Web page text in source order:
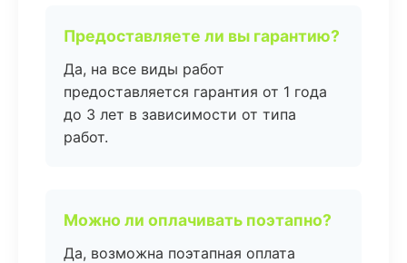
Предоставляете ли вы гарантию?
Да, на все виды работ
предоставляется гарантия от 1 года
до 3 лет в зависимости от типа
работ.
Можно ли оплачивать поэтапно?
Да, возможна поэтапная оплата